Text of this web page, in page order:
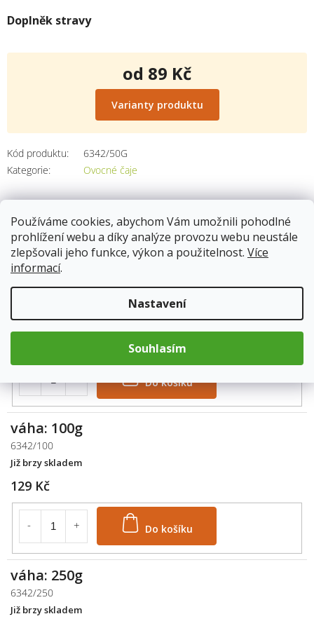
Používáme cookies, abychom Vám umožnili pohodlné
prohlížení webu a díky analýze provozu webu neustále
zlepšovali jeho funkce, výkon a použitelnost. Více
informací.
Nastavení
Souhlasím
Doplněk stravy
Kód produktu:
6342/50G
Kategorie: Ovocné čaje
od 89 Kč
Měrná
cena:
Varianty produktu
Popis
89 Kč
Již brzy skladem
váha: 100g
6342/100
129 Kč
Do košíku
Již brzy skladem
váha: 250g
6342/250
Již brzy skladem